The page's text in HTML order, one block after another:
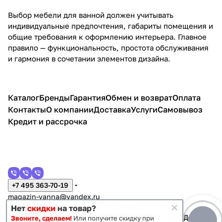
Выбор мебели для ванной должен учитывать
индивидуальные предпочтения, габариты помещения и
общие требования к оформлению интерьера. Главное
правило — функциональность, простота обслуживания
и гармония в сочетании элементов дизайна.
КаталогБрендыГарантияОбмен и возвратОплата
КонтактыО компанииДоставкаУслугиСамовывоз
Кредит и рассрочка
+7 495 363-70-19
magazin-vanna@yandex.ru
г. Москва, Митино, улица Пятницкое шоссе 47
Нет скидки на товар?
Звоните, сделаем! Или получите скидку при